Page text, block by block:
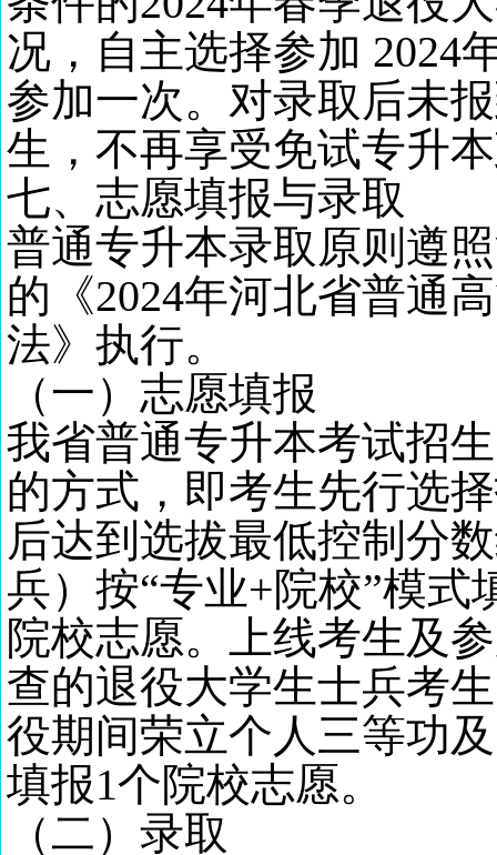
况，自主选择参加 2024
参加一次。对录取后未
生，不再享受免试专升
七、 志愿填报与录取
普通专升本录取原则遵
的《2024年河北省普通
法》执行。
（一）志愿填报
我省普通专升本考试招
的方式，即考生先行选
后达到选拔最低控制分
兵）按“专业+院校”模式
院校志愿。上线考生及
查的退役大学生士兵考
役期间荣立个人三等功
填报1个院校志愿。
（二）录取